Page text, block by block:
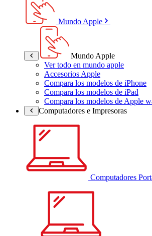
Mundo Apple
Mundo Apple
Ver todo en mundo apple
Accesorios Apple
Compara los modelos de iPhone
Compara los modelos de iPad
Compara los modelos de Apple
Computadores e Impresoras
Computadores